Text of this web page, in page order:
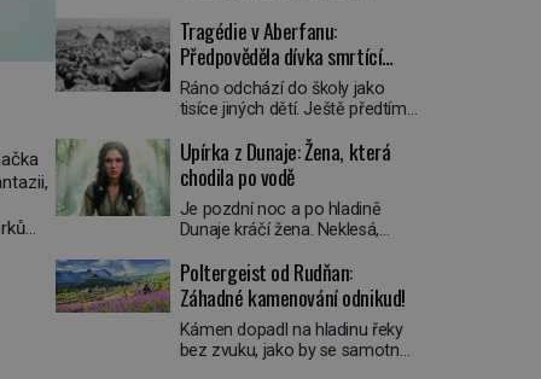
Nemá žádný speciální nápis ani
pamětní desku. A přesto prý
místní zaměstnanci neradi
chodí do sklepa. Právě tady
totiž sídlil sériový vrah H. H.
nejpropracovanější past na lidi
v dějinách americké
kriminalistiky. Herman Webster
Mudgett (1861–1896) přijíždí […]
Tragédie v Aberfanu:
Předpověděla dívka smrtící
sesuv půdy?
Ráno odchází do školy jako
tisíce jiných dětí. Ještě předtím
snem. Ve škole, kterou dobře
zná, tentokrát nevidí budovu ani
spolužáky. Místo nich se před ní
tyčí cosi temného. O několik
hodin později je mrtvá. Mohla
osud? Dne 21. října 1966 se
velšská vesnice Aberfan […]
Upírka z Dunaje: Žena, která
chodila po vodě
Je pozdní noc a po hladině
Dunaje kráčí žena. Neklesá,
se tiše, jako by černá voda pod
ní byla dlažbou. Muž, který ji z
břehu pozoruje, ji údajně
poznává, jenže Ruža Vlajna má
být v tu chvíli mrtvá celé století.
Poltergeist od Rudňan:
Záhadné kamenování odnikud!
Kámen dopadl na hladinu řeky
bez zvuku, jako by se samotná